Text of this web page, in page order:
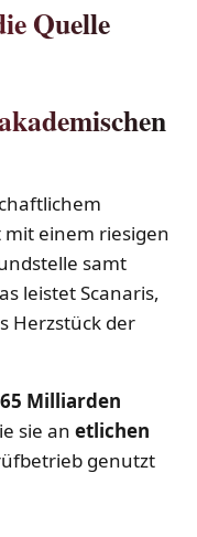
Quelle
einem riesigen
samt
leistet Scanaris,
Herzstück der
Milliarden
sie an etlichen
genutzt